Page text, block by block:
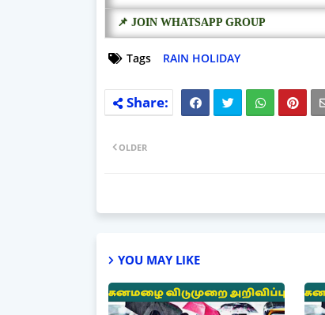
📌 JOIN WHATSAPP GROUP
Tags RAIN HOLIDAY
OLDER
YOU MAY LIKE